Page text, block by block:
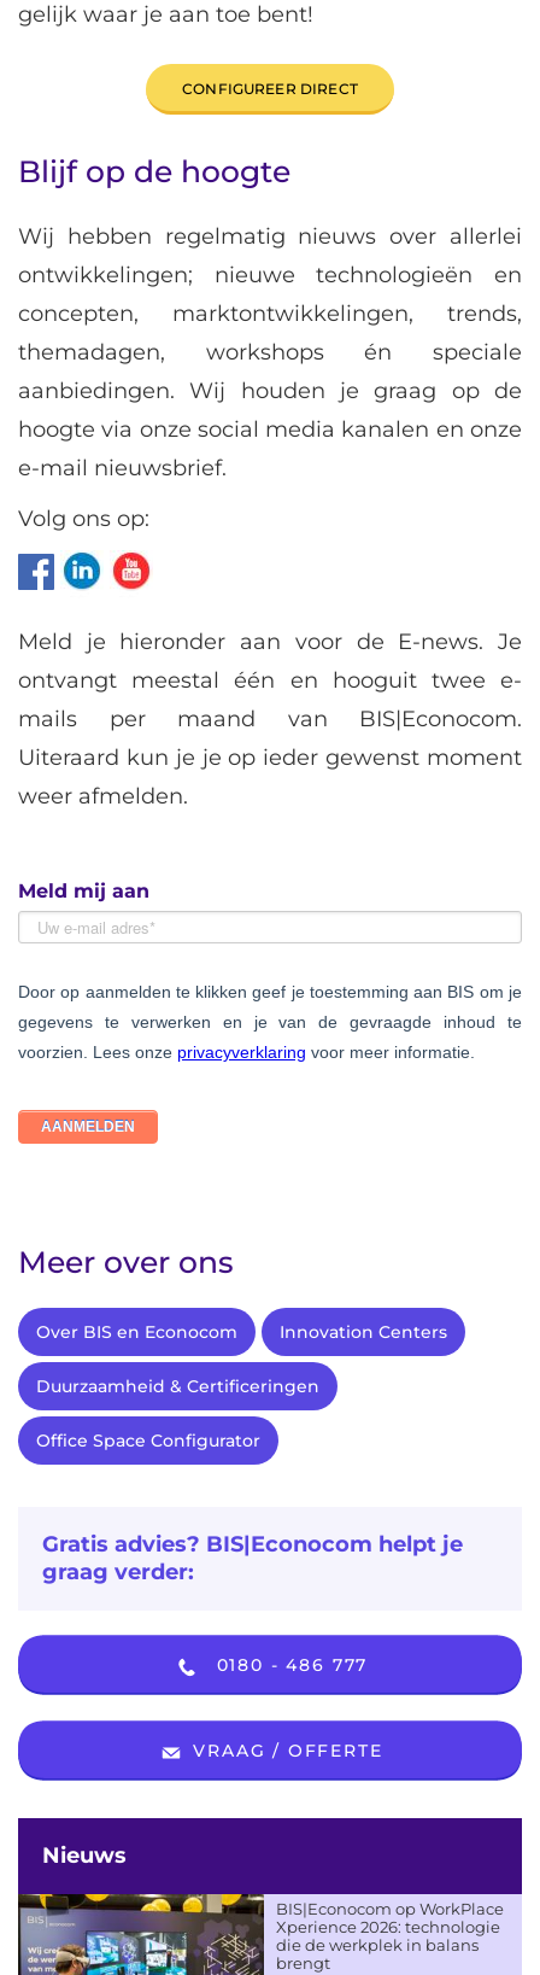
gelijk waar je aan toe bent!
CONFIGUREER DIRECT
Blijf op de hoogte
Wij hebben regelmatig nieuws over allerlei
ontwikkelingen; nieuwe technologieën en
concepten, marktontwikkelingen, trends,
themadagen, workshops én speciale
aanbiedingen. Wij houden je graag op de
hoogte via onze social media kanalen en onze
e-mail nieuwsbrief.
Volg ons op:
Meld je hieronder aan voor de E-news. Je
ontvangt meestal één en hooguit twee e-
mails per maand van BIS|Econocom.
Uiteraard kun je je op ieder gewenst moment
weer afmelden.
Meld mij aan
Door op aanmelden te klikken geef je toestemming aan BIS om je
gegevens te verwerken en je van de gevraagde inhoud te
voorzien. Lees onze privacyverklaring voor meer informatie.
Meer over ons
Over BIS en Econocom Innovation Centers
Duurzaamheid & Certificeringen
Office Space Configurator
Gratis advies? BIS|Econocom helpt je
graag verder:
0180 - 486 777
VRAAG / OFFERTE
Nieuws
BIS|Econocom op WorkPlace
Xperience 2026: technologie
die de werkplek in balans
brengt